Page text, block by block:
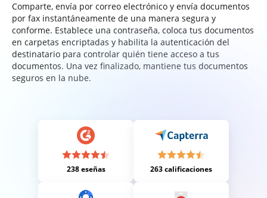
Comparte, envía por correo electrónico y envía documentos
por fax instantáneamente de una manera segura y
conforme. Establece una contraseña, coloca tus documentos
en carpetas encriptadas y habilita la autenticación del
destinatario para controlar quién tiene acceso a tus
documentos. Una vez finalizado, mantiene tus documentos
seguros en la nube.
238 eseñas 263 calificaciones